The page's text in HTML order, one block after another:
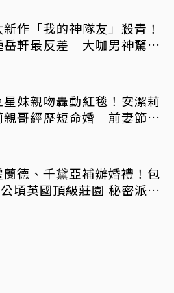
作「我的神隊友」殺青！
岳軒最反差 大咖男神驚喜
星妹親吻轟動紅毯！安潔莉
親哥經歷短命婚 前妻節目
蘭德、千黛亞補辦婚禮！包
頃英國頂級莊園 秘密派對